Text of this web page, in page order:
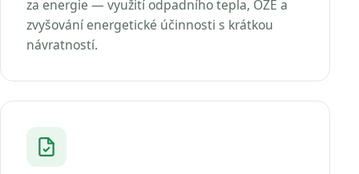
za energie — využití odpadního tepla, OZE a
zvyšování energetické účinnosti s krátkou
návratností.